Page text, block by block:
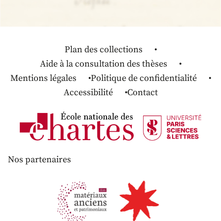
Plan des collections
Aide à la consultation des thèses
Mentions légales
Politique de confidentialité
Accessibilité
Contact
Nos partenaires